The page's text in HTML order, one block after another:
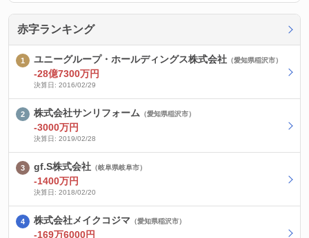
赤字ランキング
ユニーグループ・ホールディングス株式会社 （愛知県稲沢市）
-28億7300万円
決算日: 2016/02/29
株式会社サンリフォーム （愛知県稲沢市）
-3000万円
決算日: 2019/02/28
gf.S株式会社 （岐阜県岐阜市）
-1400万円
決算日: 2018/02/20
株式会社メイクコジマ （愛知県稲沢市）
-169万6000円